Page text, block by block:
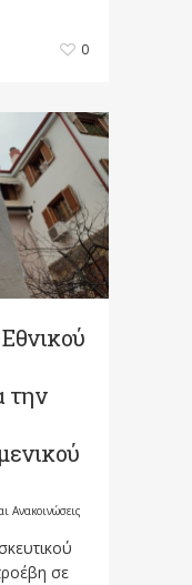
0
την
Ανακοινώσεις
σε